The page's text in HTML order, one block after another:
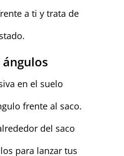
a ti y trata de
ángulos
en el suelo
frente al saco.
del saco
para lanzar tus